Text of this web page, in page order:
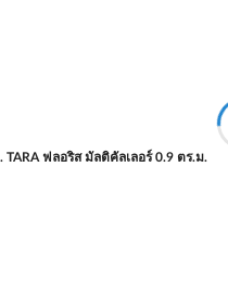
TARA ฟลอริส มัลติคัลเลอร์ 0.9 ตร.ม.